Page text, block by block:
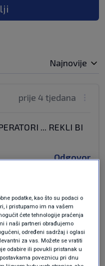
Najnovije
prije 4 tjedana
... REKLI BI
Odgovor
prije 4 tjedana
vođa FIFE.
podebljavaju
odurni tipovi
podatke, kao što su podaci o
i pristupamo im na vašem
ćete tehnologije praćenja
i naši partneri obrađujemo
određeni sadržaj i oglasi
za vas. Možete se vratiti
odabire ili povukli pristanak u
poveznicu pri dnu